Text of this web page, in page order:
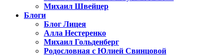
Михаил Швейцер
Блоги
Блог Лицея
Алла Нестеренко
Михаил Гольденберг
Родословная с Юлией Свинцовой